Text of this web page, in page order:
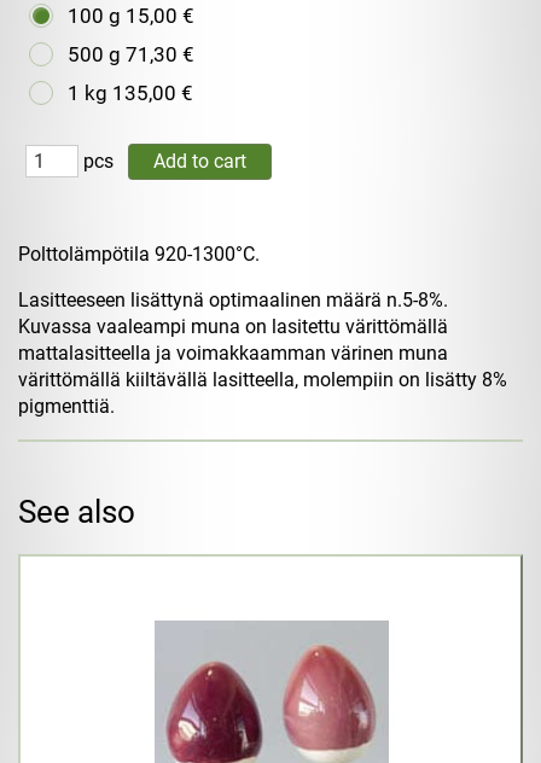
100 g 15,00 €
500 g 71,30 €
1 kg 135,00 €
pcs
Polttolämpötila 920-1300°C.
Lasitteeseen lisättynä optimaalinen määrä n.5-8%.
Kuvassa vaaleampi muna on lasitettu värittömällä
mattalasitteella ja voimakkaamman värinen muna
värittömällä kiiltävällä lasitteella, molempiin on lisätty 8%
pigmenttiä.
See also